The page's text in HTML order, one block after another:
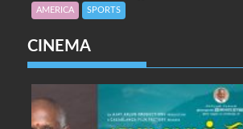
AMERICA SPORTS
CINEMA